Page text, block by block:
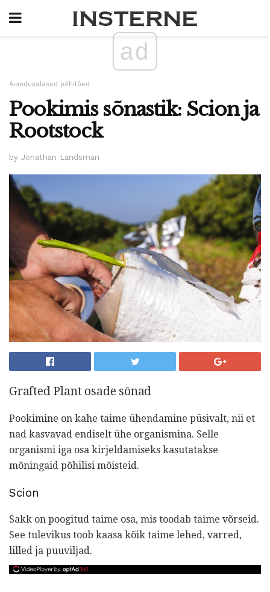
ad
Aiandusalased põhitõed
Pookimis sõnastik: Scion ja
Rootstock
by Jonathan Landsman
Grafted Plant osade sõnad
Pookimine on kahe taime ühendamine püsivalt, nii et
nad kasvavad endiselt ühe organismina. Selle
organismi iga osa kirjeldamiseks kasutatakse
mõningaid põhilisi mõisteid.
Scion
Sakk on poogitud taime osa, mis toodab taime võrseid.
See tulevikus toob kaasa kõik taime lehed, varred,
lilled ja puuviljad.